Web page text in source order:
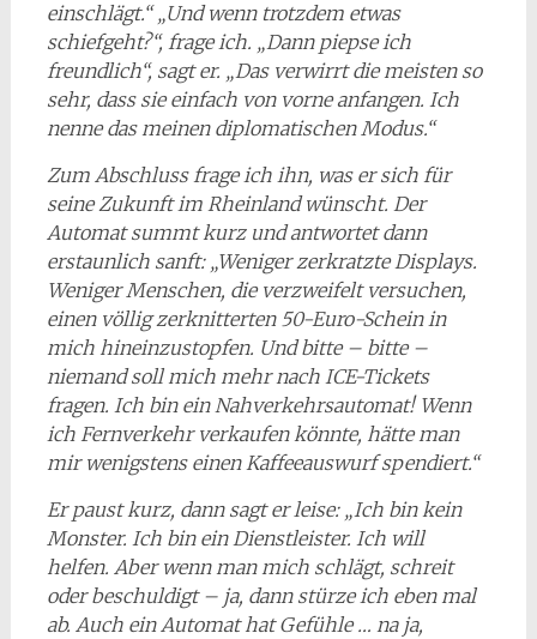
einschlägt.“ „Und wenn trotzdem etwas
schiefgeht?“, frage ich. „Dann piepse ich
freundlich“, sagt er. „Das verwirrt die meisten so
sehr, dass sie einfach von vorne anfangen. Ich
nenne das meinen diplomatischen Modus.“
Zum Abschluss frage ich ihn, was er sich für
seine Zukunft im Rheinland wünscht. Der
Automat summt kurz und antwortet dann
erstaunlich sanft: „Weniger zerkratzte Displays.
Weniger Menschen, die verzweifelt versuchen,
einen völlig zerknitterten 50-Euro-Schein in
mich hineinzustopfen. Und bitte – bitte –
niemand soll mich mehr nach ICE-Tickets
fragen. Ich bin ein Nahverkehrsautomat! Wenn
ich Fernverkehr verkaufen könnte, hätte man
mir wenigstens einen Kaffeeauswurf spendiert.“
Er paust kurz, dann sagt er leise: „Ich bin kein
Monster. Ich bin ein Dienstleister. Ich will
helfen. Aber wenn man mich schlägt, schreit
oder beschuldigt – ja, dann stürze ich eben mal
ab. Auch ein Automat hat Gefühle … na ja,